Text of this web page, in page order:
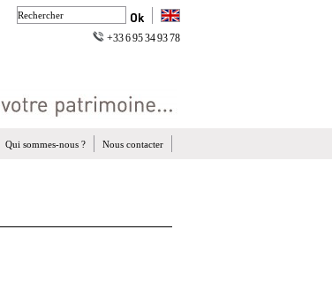
+33 6 95 34 93 78
Nous contacter
Qui sommes-nous ?